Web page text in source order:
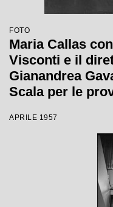
FOTO
Maria Callas
Visconti e il
Gianandrea
Scala per le
APRILE 1957